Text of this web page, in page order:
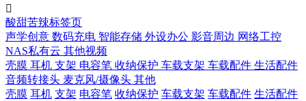

酸甜苦辣标签页
声学创意 数码充电 智能存储 外设办公 影音周边 网络工控
NAS私有云 其他视频
壳膜 耳机 支架 电容笔 收纳保护 车载支架 车载配件 生活配件
音频转接头 麦克风/摄像头 其他
壳膜 耳机 支架 电容笔 收纳保护 车载支架 车载配件 生活配件